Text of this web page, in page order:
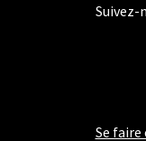
Se faire
Suivez-